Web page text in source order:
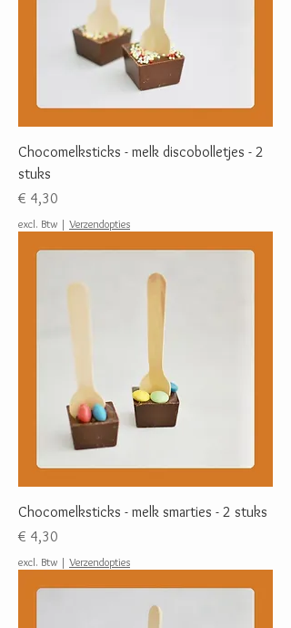
Chocomelksticks - melk discobolletjes - 2
stuks
Prijs
€ 4,30
excl. Btw | Verzendopties
Chocomelksticks - melk smarties - 2 stuks
Prijs
€ 4,30
excl. Btw | Verzendopties